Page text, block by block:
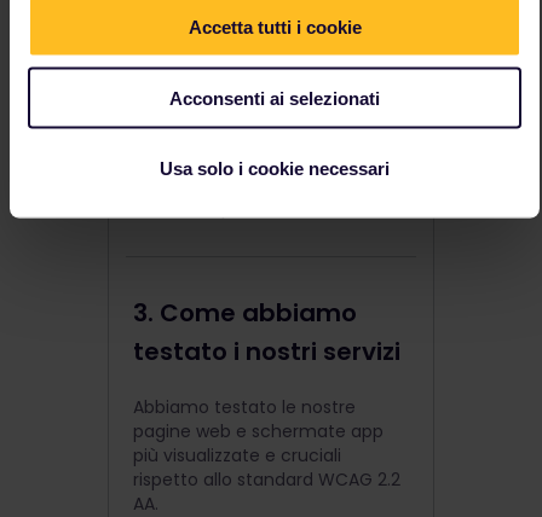
Accetta tutti i cookie
Acconsenti ai selezionati
Usa solo i cookie necessari
schermo. A causa della
disponibilità limitata, le
offerte potrebbero
diventare non disponibili
dopo un breve periodo.
Questo è un limite di
tempo che potrebbe
3. Come abbiamo
testato i nostri servizi
Abbiamo testato le nostre
pagine web e schermate app
più visualizzate e cruciali
rispetto allo standard WCAG 2.2
AA.